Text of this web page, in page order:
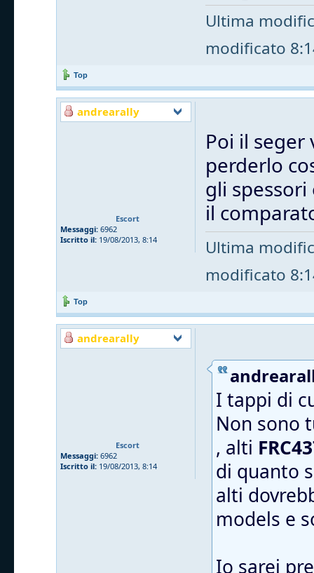
Ultima
modificato
Top
andrearally
Escort
Messaggi: 6962
Iscritto il: 19/08/2013, 8:14
Poi il
perderlo
gli
il
Ultima
modificato
Top
andrearally
Escort
Messaggi: 6962
Iscritto il: 19/08/2013, 8:14
I tappi di
Non sono
, alti
di quanto
alti
models e
Io sarei